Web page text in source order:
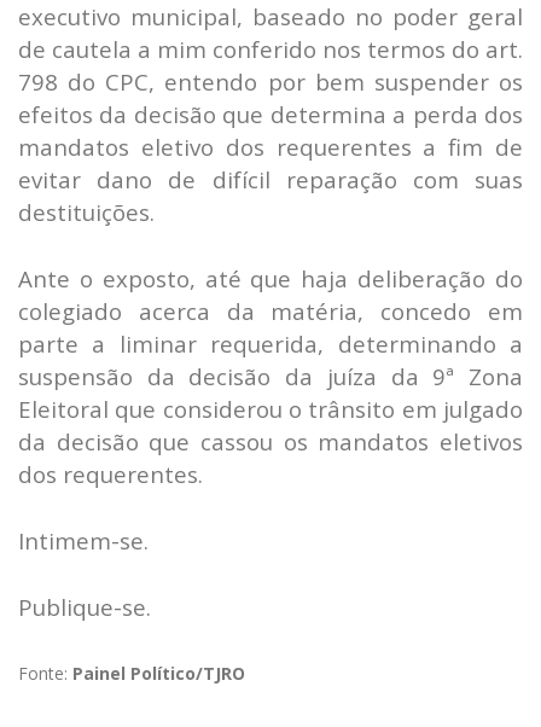
executivo municipal, baseado no poder geral
de cautela a mim conferido nos termos do art.
798 do CPC, entendo por bem suspender os
efeitos da decisão que determina a perda dos
mandatos eletivo dos requerentes a fim de
evitar dano de difícil reparação com suas
destituições.
Ante o exposto, até que haja deliberação do
colegiado acerca da matéria, concedo em
parte a liminar requerida, determinando a
suspensão da decisão da juíza da 9ª Zona
Eleitoral que considerou o trânsito em julgado
da decisão que cassou os mandatos eletivos
dos requerentes.
Intimem-se.
Publique-se.
Fonte: Painel Político/TJRO